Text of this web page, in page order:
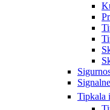
Tipkala